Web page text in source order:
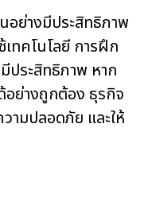
อย่างมีประสิทธิภาพ
ทคโนโลยี การฝึก
ประสิทธิภาพ หาก
อย่างถูกต้อง ธุรกิจ
ามปลอดภัย และให้